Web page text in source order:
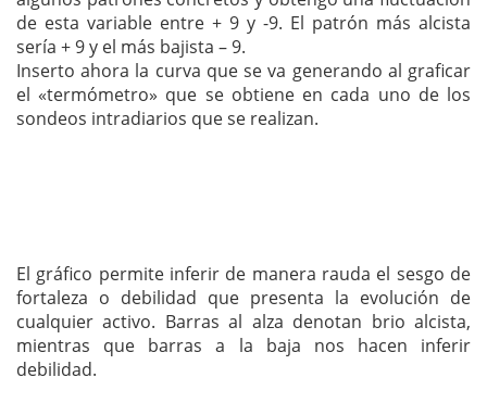
de esta variable entre + 9 y -9. El patrón más alcista
sería + 9 y el más bajista – 9.
Inserto ahora la curva que se va generando al graficar
el «termómetro» que se obtiene en cada uno de los
sondeos intradiarios que se realizan.
El gráfico permite inferir de manera rauda el sesgo de
fortaleza o debilidad que presenta la evolución de
cualquier activo. Barras al alza denotan brio alcista,
mientras que barras a la baja nos hacen inferir
debilidad.